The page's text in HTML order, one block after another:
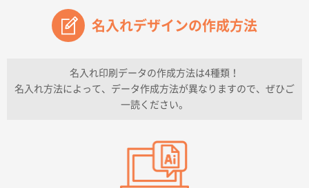
兵庫県のお客様
チケットホルダー ダブルポケット
上記のとおりです。
柳さんの対応が素晴らしかった。
名入れデザインの作成方法
名入れ印刷データの作成方法は4種類！
名入れ方法によって、データ作成方法が異なりますので、ぜひご
一読ください。